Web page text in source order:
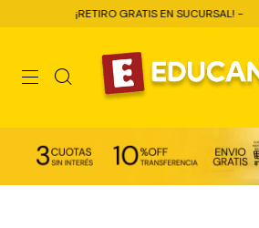
¡RETIRO GRATIS EN SUCURSAL! -